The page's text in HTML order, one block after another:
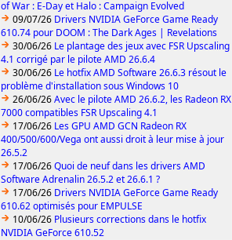
of War : E-Day et Halo : Campaign Evolved
09/07/26 Drivers NVIDIA GeForce Game Ready
610.74 pour DOOM : The Dark Ages | Revelations
30/06/26 Le plantage des jeux avec FSR Upscaling
4.1 corrigé par le pilote AMD 26.6.4
30/06/26 Le hotfix AMD Software 26.6.3 résout le
problème d'installation sous Windows 10
26/06/26Avec le pilote AMD 26.6.2, les Radeon RX
7000 compatibles FSR Upscaling 4.1
17/06/26 Les GPU AMD GCN Radeon RX
400/500/600/Vega ont aussi droit à leur mise à jour
26.5.2
17/06/26Quoi de neuf dans les drivers AMD
Software Adrenalin 26.5.2 et 26.6.1 ?
17/06/26 Drivers NVIDIA GeForce Game Ready
610.62 optimisés pour EMPULSE
10/06/26 Plusieurs corrections dans le hotfix
NVIDIA GeForce 610.52